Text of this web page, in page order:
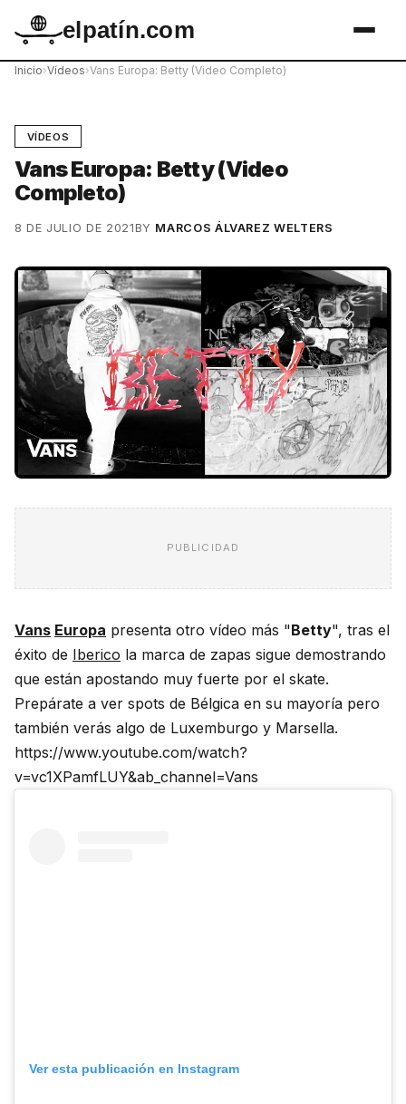
elpatín.com
Inicio›Vídeos›Vans Europa: Betty (Video Completo)
VÍDEOS
Vans Europa: Betty (Video
Completo)
8 DE JULIO DE 2021BY MARCOS ÁLVAREZ WELTERS
PUBLICIDAD
Vans Europa presenta otro vídeo más "Betty", tras el
éxito de Iberico la marca de zapas sigue demostrando
que están apostando muy fuerte por el skate.
Prepárate a ver spots de Bélgica en su mayoría pero
también verás algo de Luxemburgo y Marsella.
https://www.youtube.com/watch?
v=vc1XPamfLUY&ab_channel=Vans
Ver esta publicación en Instagram